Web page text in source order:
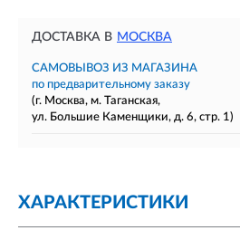
ДОСТАВКА В МОСКВА
САМОВЫВОЗ ИЗ МАГАЗИНА
по предварительному заказу
(г. Москва, м. Таганская,
ул. Большие Каменщики, д. 6, стр. 1)
ХАРАКТЕРИСТИКИ